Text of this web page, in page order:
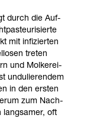
durch die Auf­
mit infi­zier­ten
tre­ten
und Mol­ke­rei­
undu­lie­ren­dem
in den ers­ten
zum Nach­
lang­sa­mer, oft